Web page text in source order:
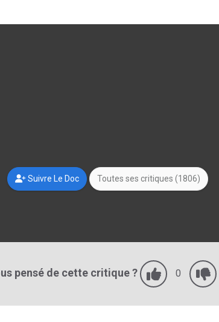
Suivre Le Doc Toutes ses critiques (1806)
pensé de cette critique ? 0